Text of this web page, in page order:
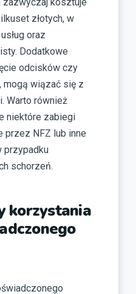
złotych, w
oraz
Dodatkowe
odcisków czy
mogą wiązać się z
Warto również
niektóre zabiegi
przez NFZ lub inne
przypadku
schorzeń.
korzystania